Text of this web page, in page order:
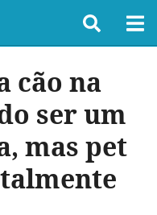
cão na
ser um
mas pet